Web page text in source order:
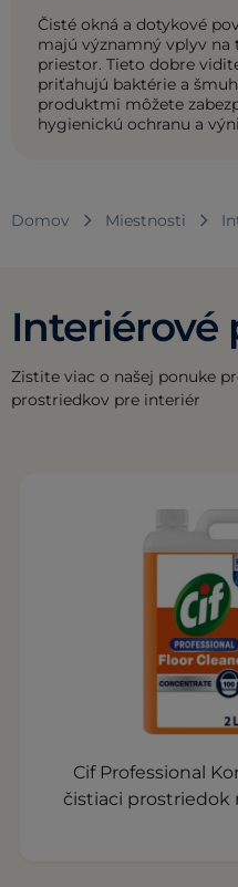
Čisté okná a dotykové
majú významný vplyv na
priestor. Tieto dobre
priťahujú baktérie a
produktmi môžete
hygienickú ochranu a
Domov Miestnosti
Zistite viac o našej ponuke
prostriedkov pre interiér
Cif Professional
čistiaci prostriedok